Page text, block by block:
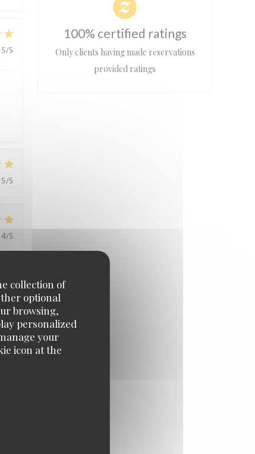
collection of
optional
browsing,
personalized
your
icon at the
5/5
5/5
4/5
5/5
100% certified ratings
Only clients having made reservations
provided ratings